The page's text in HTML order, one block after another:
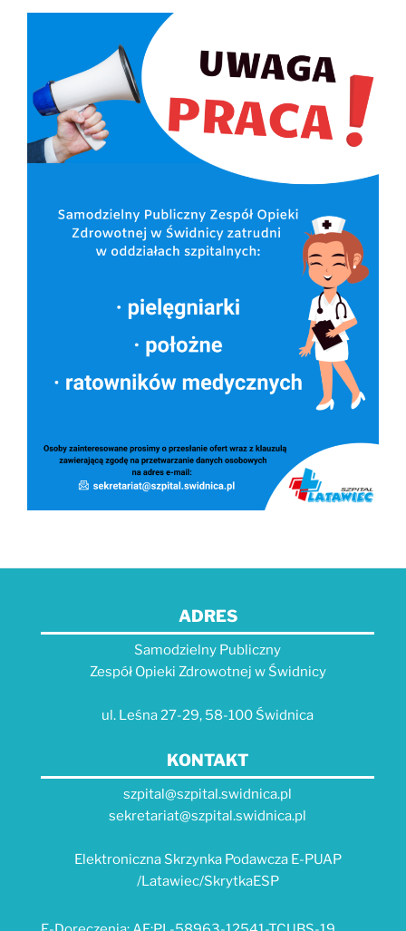
ADRES
Samodzielny Publiczny
Zespół Opieki Zdrowotnej w Świdnicy
ul. Leśna 27-29, 58-100 Świdnica
KONTAKT
szpital@szpital.swidnica.pl
sekretariat@szpital.swidnica.pl
Elektroniczna Skrzynka Podawcza E-PUAP
/Latawiec/SkrytkaESP